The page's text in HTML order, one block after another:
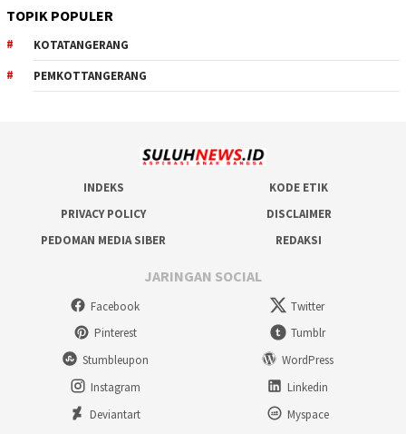
TOPIK POPULER
KOTATANGERANG
PEMKOTTANGERANG
INDEKS
KODE ETIK
PRIVACY POLICY
DISCLAIMER
PEDOMAN MEDIA SIBER
REDAKSI
JARINGAN SOCIAL
Facebook
Twitter
Pinterest
Tumblr
Stumbleupon
WordPress
Instagram
Linkedin
Deviantart
Myspace